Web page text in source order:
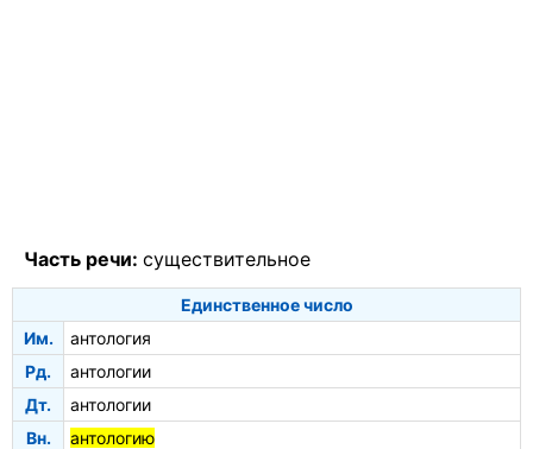
Часть речи: существительное
Единственное число
Им.
антология
Рд.
антологии
Дт.
антологии
Вн.
антологию